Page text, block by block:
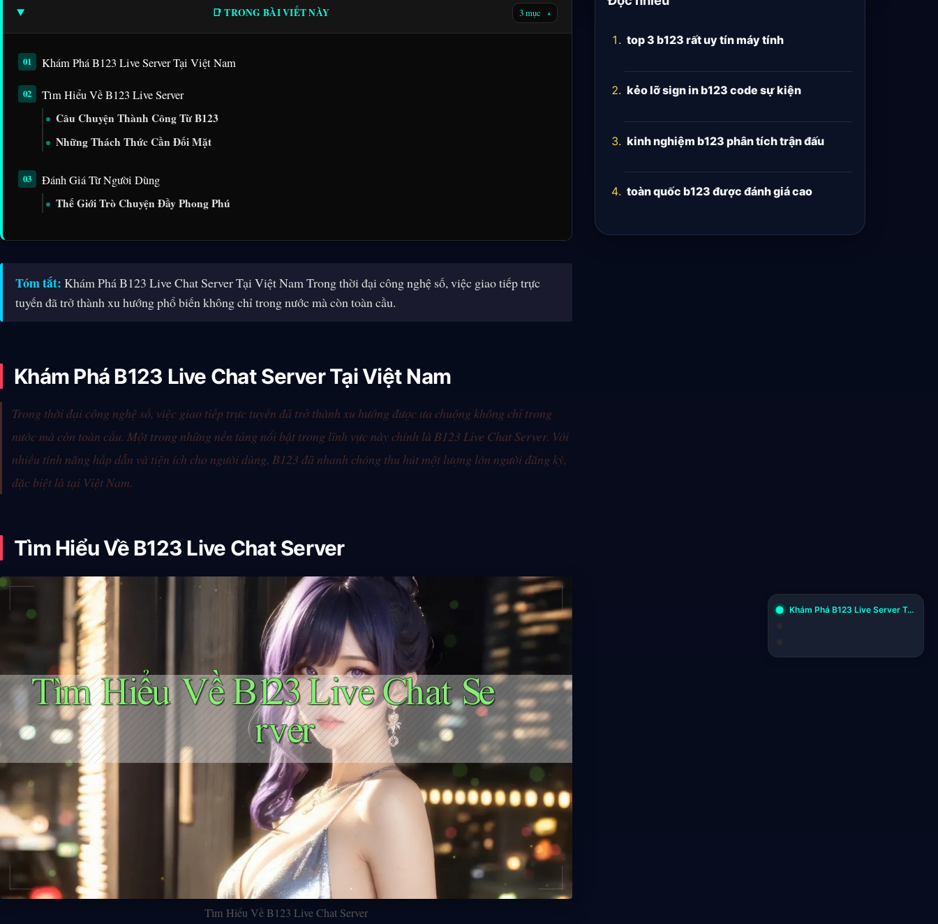
📑 TRONG BÀI VIẾT NÀY 3 mục ▾
Khám Phá B123 Live Server Tại Việt Nam
Tìm Hiểu Về B123 Live Server
Câu Chuyện Thành Công Từ B123
Những Thách Thức Cần Đối Mặt
Đánh Giá Từ Người Dùng
Thế Giới Trò Chuyện Đầy Phong Phú
Tóm tắt: Khám Phá B123 Live Chat Server Tại Việt Nam Trong thời đại công nghệ số, việc giao tiếp trực
tuyến đã trở thành xu hướng phổ biến không chỉ trong nước mà còn toàn cầu.
Khám Phá B123 Live Chat Server Tại Việt Nam
Trong thời đại công nghệ số, việc giao tiếp trực tuyến đã trở thành xu hướng được ưa chuộng không chỉ trong
nước mà còn toàn cầu. Một trong những nền tảng nổi bật trong lĩnh vực này chính là B123 Live Chat Server. Với
nhiều tính năng hấp dẫn và tiện ích cho người dùng, B123 đã nhanh chóng thu hút một lượng lớn người đăng ký,
đặc biệt là tại Việt Nam.
Tìm Hiểu Về B123 Live Chat Server
Tìm Hiểu Về B123 Live Chat Server
top 3 b123 rất uy tín máy tính
kẻo lỡ sign in b123 code sự kiện
kinh nghiệm b123 phân tích trận đấu
toàn quốc b123 được đánh giá cao
Khám Phá B123 Live Server Tại Việt Nam